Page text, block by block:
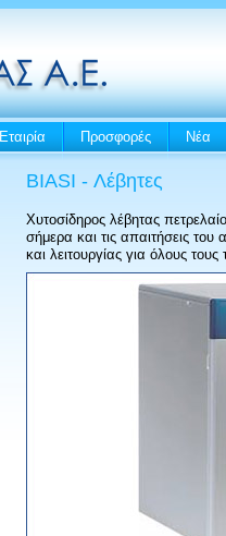
Εταιρία Προσφορές Νέα
BIASI - Λέβητες
Χυτοσίδηρος λέβητας
σήμερα και τις απαιτήσεις
και λειτουργίας για όλους